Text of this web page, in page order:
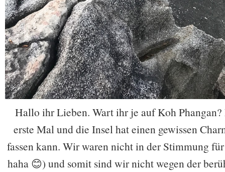
Hallo ihr Lieben. Wart ihr je auf Koh Phangan?
erste Mal und die Insel hat einen gewissen
fassen kann. Wir waren nicht in der Stimmung
haha 😊) und somit sind wir nicht wegen der